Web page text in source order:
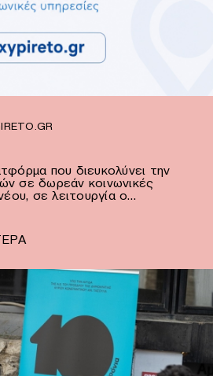
που διευκολύνει την
σε δωρεάν κοινωνικές
σε λειτουργία ο…